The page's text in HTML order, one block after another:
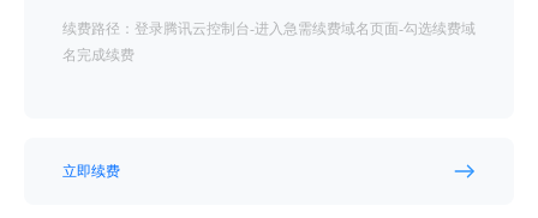
续费路径：登录腾讯云控制台-进入急需续费域名页面-勾选续费域
名完成续费
立即续费